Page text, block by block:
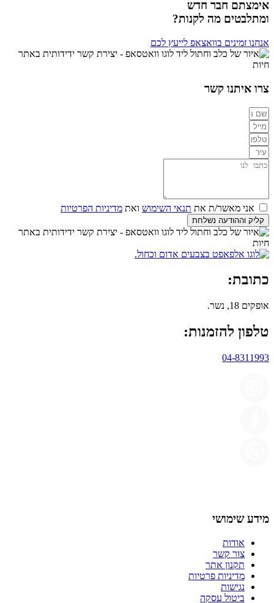
אימצתם חבר חדש
ומתלבטים מה לקנות?
אנחנו זמינים בוואצאפ לייעץ לכם
צרו איתנו קשר
אני מאשר/ת את תנאי השימוש ואת מדיניות הפרטיות
קליק וההודעה נשלחת
כתובת:
אופקים 18, נשר.
טלפון להזמנות:
04-8311993
מידע שימושי
אודות
צור קשר
תקנון אתר
מדיניות פרטיות
נגישות
ביטול עסקה